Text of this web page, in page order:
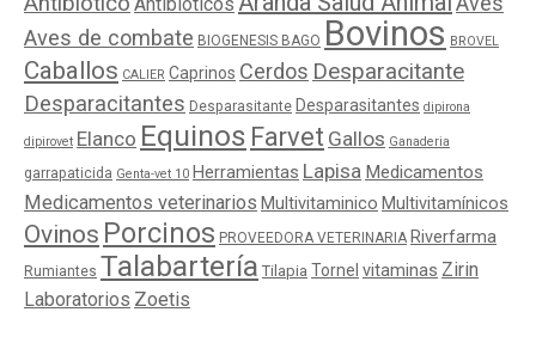
Aves de combate BIOGENESIS BAGO Bovinos BROVEL
Caballos CALIER Caprinos Cerdos Desparacitante
Desparacitantes Desparasitante Desparasitantes dipirona
dipirovet Elanco Equinos Farvet Gallos Ganaderia
garrapaticida Genta-vet 10 Herramientas Lapisa Medicamentos
Medicamentos veterinarios Multivitaminico Multivitamínicos
Ovinos Porcinos PROVEEDORA VETERINARIA Riverfarma
Rumiantes Talabartería Tilapia Tornel vitaminas Zirin
Laboratorios Zoetis